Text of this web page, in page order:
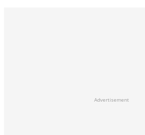
Advertisement